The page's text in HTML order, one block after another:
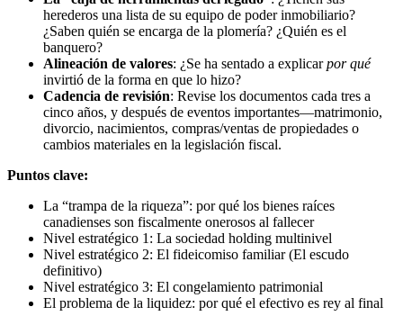
herederos una lista de su equipo de poder inmobiliario?
¿Saben quién se encarga de la plomería? ¿Quién es el
banquero?
Alineación de valores: ¿Se ha sentado a explicarpor qué
invirtió de la forma en que lo hizo?
Cadencia de revisión: Revise los documentos cada tres a
cinco años, y después de eventos importantes—matrimonio,
divorcio, nacimientos, compras/ventas de propiedades o
cambios materiales en la legislación fiscal.
Puntos clave:
La “trampa de la riqueza”: por qué los bienes raíces
canadienses son fiscalmente onerosos al fallecer
Nivel estratégico 1: La sociedad holding multinivel
Nivel estratégico 2: El fideicomiso familiar (El escudo
definitivo)
Nivel estratégico 3: El congelamiento patrimonial
El problema de la liquidez: por qué el efectivo es rey al final